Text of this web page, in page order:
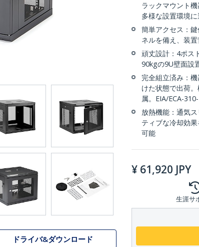
ドライバ&ダウンロード
ラックマウント
多様な設置環境に
簡単アクセス：
ネルを備え、装
頑丈設計：4ポス
90kgの9U壁面設
完全組立済み：
けた状態で出荷
属。EIA/ECA-
放熱機能：通気
ティブな冷却効
可能
¥ 61,920 JPY
生涯サ